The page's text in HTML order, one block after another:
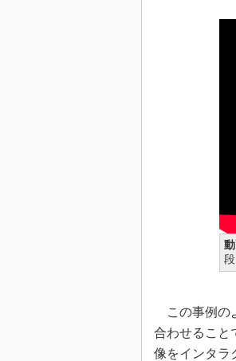
この事例の
合わせること
像をインタラ